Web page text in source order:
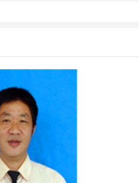
仪、生活与理财、国学、英美概况